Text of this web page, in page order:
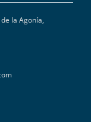
la Agonía,